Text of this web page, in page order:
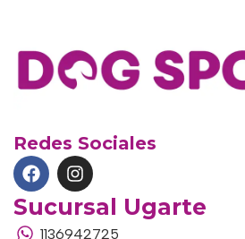
Redes Sociales
Sucursal Ugarte
1136942725